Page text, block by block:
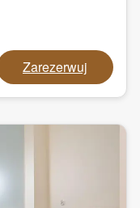
Zarezerwuj